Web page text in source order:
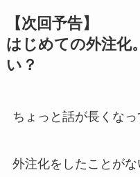
【次回予告】
はじめての外注化
い？
ちょっと話が長くな
外注化をしたことが